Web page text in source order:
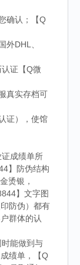
确认；【Q
外DHL、
证【Q微
真实存档可
证），使馆
成绩单所
】防伪结构
烫银，
】文字图
防伪）都有
群体的认
能做到与
绩单，【Q